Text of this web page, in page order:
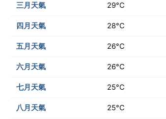
三月天氣 29°C
四月天氣 28°C
五月天氣 26°C
六月天氣 26°C
七月天氣 25°C
八月天氣 25°C